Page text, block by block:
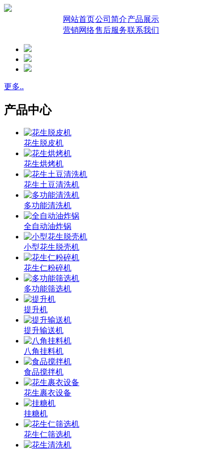
网站首页公司简介产品展示
营销网络售后服务联系我们
更多..
产品中心
花生脱皮机
花生烘烤机
花生土豆清洗机
多功能清洗机
全自动油炸锅
小型花生脱壳机
花生仁粉碎机
多功能筛选机
提升机
提升输送机
八角挂料机
食品搅拌机
花生裹衣设备
挂糖机
花生仁筛选机